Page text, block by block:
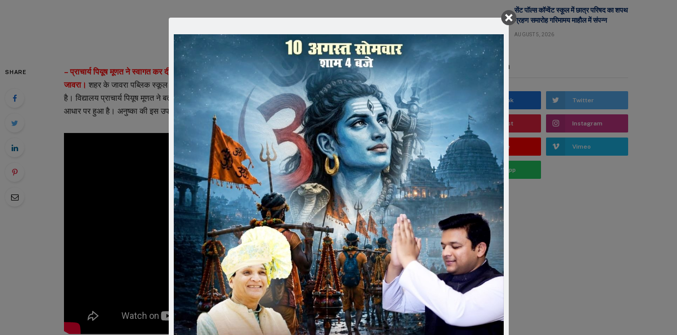
SHARE
– प्राचार्य पियूष मूणत ने स्वागत कर दी बधाई
जावरा। शहर के जावरा पब्लिक स्कूल की छात्रा अनुष्का मनीषसिंह चौहान का चयन राष्ट्रीय व्हालीबाल प्रतियोगिता के लिए हुआ
है। विद्यालय प्राचार्य पियूष मूणत ने बताया कि छात्रा अनुष्का का चयन मुरैना में आयोजित राज्य स्तरीय स्पर्धा में उत्कृष्ट प्रदर्शन के
आधार पर हुआ है। अनुष्का की इस उपलब्धी पर विद्यालय परिवार सहित परिजनों ने उज्जवल भविष्य की कामना की।
सेंट पॉल्स कॉन्वेंट स्कूल में छात्र परिषद का शपथ
ग्रहण समारोह गरिमामय माहौल में संपन्न
AUGUST 5, 2026
Stay In Touch
Facebook Twitter
Pinterest Instagram
YouTube Vimeo
WhatsApp